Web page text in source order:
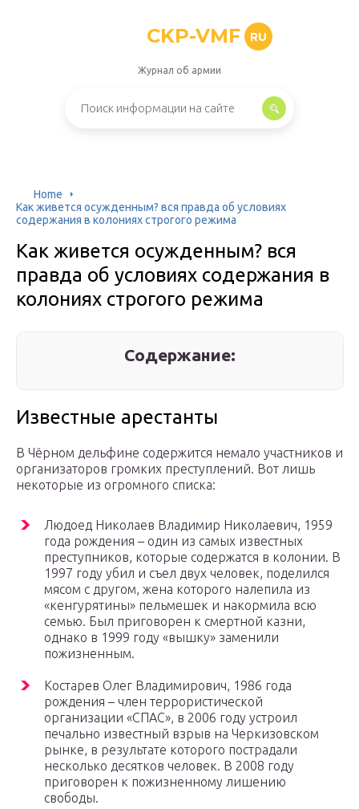
CKP-VMF RU
Журнал об армии
Home
Как живется осужденным? вся правда об условиях
содержания в колониях строгого режима
Как живется осужденным? вся
правда об условиях содержания в
колониях строгого режима
Содержание:
Известные арестанты
В Чёрном дельфине содержится немало участников и
организаторов громких преступлений. Вот лишь
некоторые из огромного списка:
Людоед Николаев Владимир Николаевич, 1959
года рождения – один из самых известных
преступников, которые содержатся в колонии. В
1997 году убил и съел двух человек, поделился
мясом с другом, жена которого налепила из
«кенгурятины» пельмешек и накормила всю
семью. Был приговорен к смертной казни,
однако в 1999 году «вышку» заменили
пожизненным.
Костарев Олег Владимирович, 1986 года
рождения – член террористической
организации «СПАС», в 2006 году устроил
печально известный взрыв на Черкизовском
рынке, в результате которого пострадали
несколько десятков человек. В 2008 году
приговорен к пожизненному лишению
свободы.